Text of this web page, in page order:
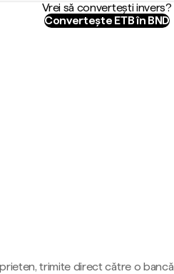
Vrei să convertești invers?
Convertește ETB în BND
trimite direct către o bancă